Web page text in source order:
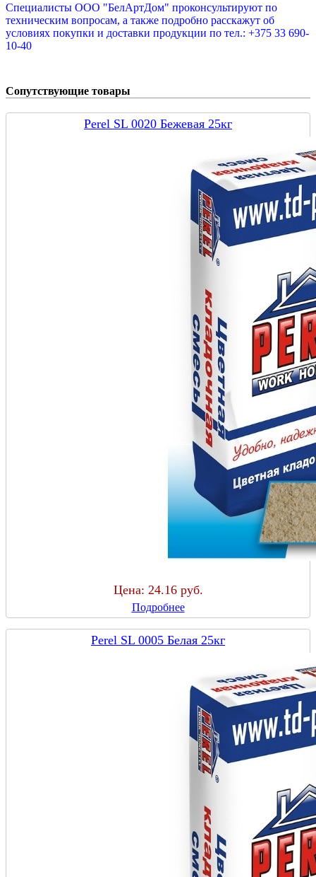
Специалисты ООО "БелАртДом" проконсультируют по
техническим вопросам, а также подробно расскажут об
условиях покупки и доставки продукции по тел.: +375 33 690-
10-40
Сопутствующие товары
Perel SL 0020 Бежевая 25кг
Цена: 24.16 руб.
Подробнее
Perel SL 0005 Белая 25кг